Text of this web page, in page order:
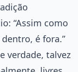
“Assim como
é fora.”
verdade, talvez